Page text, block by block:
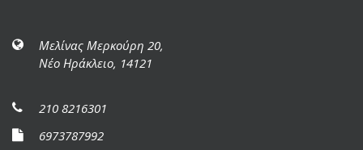
Μελίνας Μερκούρη 20,
Νέο Ηράκλειο, 14121
210 8216301
6973787992